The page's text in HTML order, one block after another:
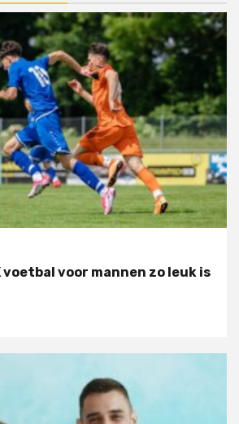
voetbal voor mannen zo leuk is